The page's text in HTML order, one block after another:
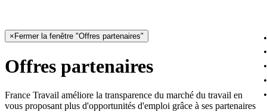
× Fermer la fenêtre "Offres partenaires"
Offres partenaires
France Travail améliore la transparence du marché du travail en
vous proposant plus d'opportunités d'emploi grâce à ses partenaires